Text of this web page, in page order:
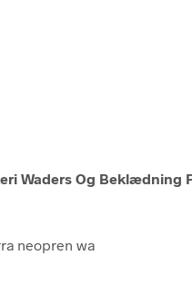
Waders Og Beklædning
neopren wa